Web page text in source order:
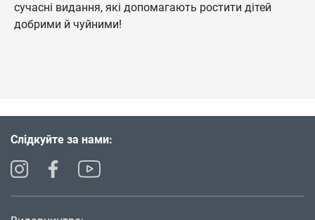
сучасні видання, які допомагають ростити дітей
добрими й чуйними!
Слідкуйте за нами: